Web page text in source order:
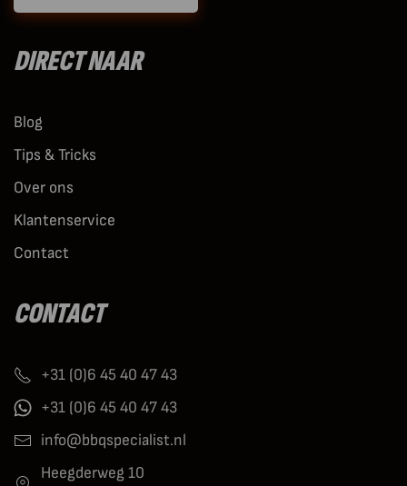
DIRECT NAAR
Blog
Tips & Tricks
Over ons
Klantenservice
Contact
CONTACT
+31 (0)6 45 40 47 43
+31 (0)6 45 40 47 43
info@bbqspecialist.nl
Heegderweg 10